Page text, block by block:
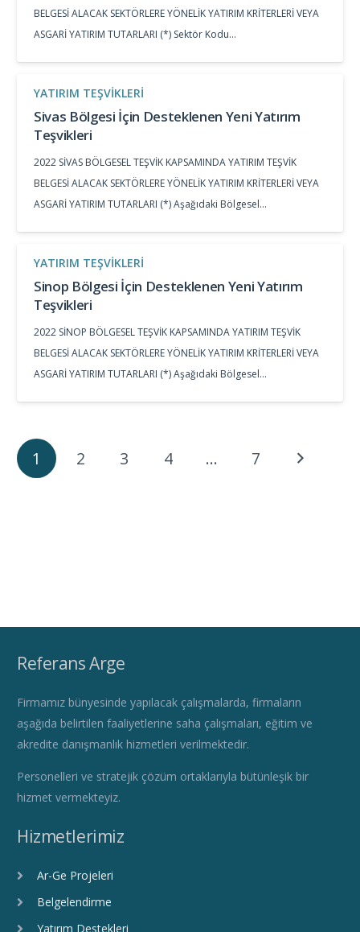
BELGESİ ALACAK SEKTÖRLERE YÖNELİK YATIRIM KRİTERLERİ VEYA
ASGARİ YATIRIM TUTARLARI (*) Sektör Kodu…
YATIRIM TEŞVIKLERI
Sivas Bölgesi İçin Desteklenen Yeni Yatırım
Teşvikleri
2022 SİVAS BÖLGESEL TEŞVİK KAPSAMINDA YATIRIM TEŞVİK
BELGESİ ALACAK SEKTÖRLERE YÖNELİK YATIRIM KRİTERLERİ VEYA
ASGARİ YATIRIM TUTARLARI (*) Aşağıdaki Bölgesel…
YATIRIM TEŞVIKLERI
Sinop Bölgesi İçin Desteklenen Yeni Yatırım
Teşvikleri
2022 SİNOP BÖLGESEL TEŞVİK KAPSAMINDA YATIRIM TEŞVİK
BELGESİ ALACAK SEKTÖRLERE YÖNELİK YATIRIM KRİTERLERİ VEYA
ASGARİ YATIRIM TUTARLARI (*) Aşağıdaki Bölgesel…
1 2 3 4 … 7
Referans Arge
Firmamız bünyesinde yapılacak çalışmalarda, firmaların
aşağıda belirtilen faaliyetlerine saha çalışmaları, eğitim ve
akredite danışmanlık hizmetleri verilmektedir.
Personelleri ve stratejik çözüm ortaklarıyla bütünleşik bir
hizmet vermekteyiz.
Hizmetlerimiz
Ar-Ge Projeleri
Belgelendirme
Yatırım Destekleri